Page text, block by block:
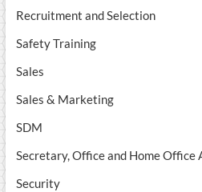
Recruitment and Selection
Safety Training
Sales
Sales & Marketing
SDM
Secretary, Office and Home Office
Security